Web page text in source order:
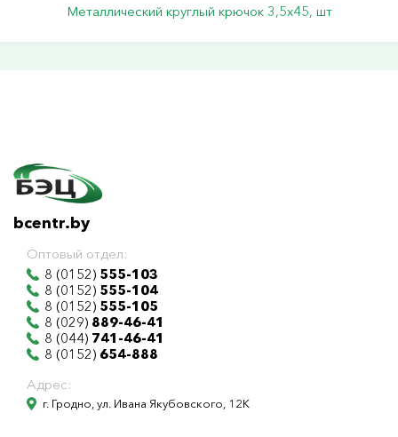
Металлический круглый крючок 3,5х45, шт
bcentr.by
Оптовый отдел:
8 (0152) 555-103
8 (0152) 555-104
8 (0152) 555-105
8 (029) 889-46-41
8 (044) 741-46-41
8 (0152) 654-888
Адрес:
г. Гродно, ул. Ивана Якубовского, 12К